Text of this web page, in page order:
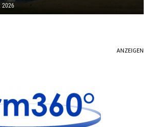
2026
ANZEIGEN